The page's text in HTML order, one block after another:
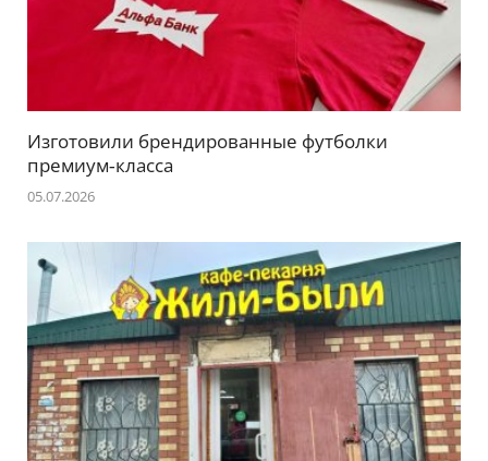
Изготовили брендированные футболки
премиум‑класса
05.07.2026